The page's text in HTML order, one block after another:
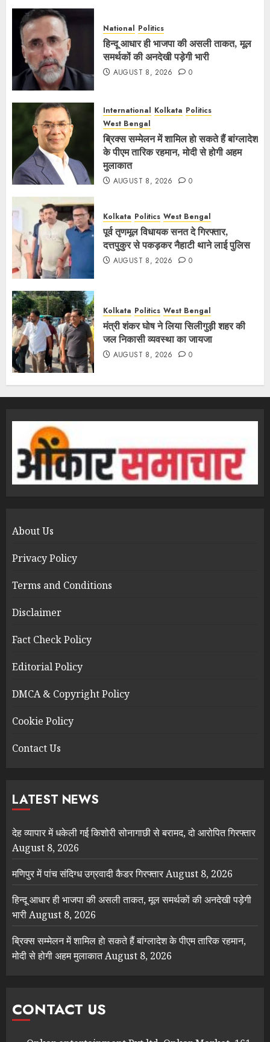
National Politics
हिन्दू आधार ही भाजपा की असली ताकत, मूल
समर्थकों की अनदेखी पड़ेगी भारी
AUGUST 8, 2026 0
International Kolkata Politics
West Bengal
ब्रिक्स सम्मेलन में शामिल हाे सकते हैं बांग्लादेश
के पीएम तारिक रहमान, मोदी से होगी अहम
मुलाकात
AUGUST 8, 2026 0
Kolkata Politics West Bengal
पूर्व तृणमूल विधायक सनत दे गिरफ्तार,
दत्तपुकुर से पकड़कर नैहाटी थाने लाई पुलिस
AUGUST 8, 2026 0
Kolkata Politics West Bengal
मंत्री शंकर घोष ने लिया सिलीगुड़ी शहर की
जल निकासी व्यवस्था का जायजा
AUGUST 8, 2026 0
About Us
Privacy Policy
Terms and Conditions
Disclaimer
Fact Check Policy
Editorial Policy
DMCA & Copyright Policy
Cookie Policy
Contact Us
LATEST NEWS
देह व्यापार में धकेली गई किशोरी सोनागाछी से बरामद, दो आरोपित गिरफ्तार
August 8, 2026
मणिपुर में पांच संदिग्ध उग्रवादी कैडर गिरफ्तारAugust 8, 2026
हिन्दू आधार ही भाजपा की असली ताकत, मूल समर्थकों की अनदेखी पड़ेगी
भारीAugust 8, 2026
ब्रिक्स सम्मेलन में शामिल हाे सकते हैं बांग्लादेश के पीएम तारिक रहमान,
मोदी से होगी अहम मुलाकातAugust 8, 2026
CONTACT US